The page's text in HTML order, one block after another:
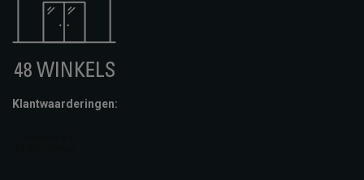
Klantwaarderingen: